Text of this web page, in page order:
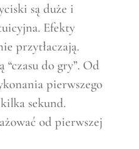
są duże i
Efekty
przytłaczają.
do gry”. Od
pierwszego
sekund.
od pierwszej